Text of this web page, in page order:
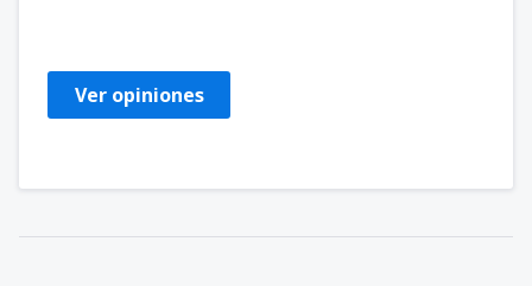
Ver opiniones